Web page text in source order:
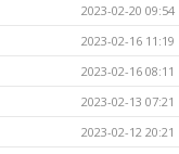
2023-02-20 09:54
2023-02-16 11:19
2023-02-16 08:11
2023-02-13 07:21
2023-02-12 20:21